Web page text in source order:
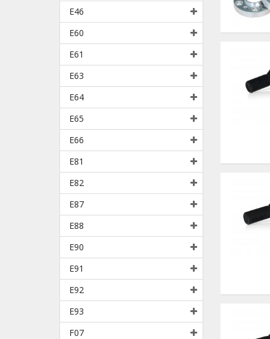
E46
E60
E61
E63
E64
E65
E66
E81
E82
E87
E88
E90
E91
E92
E93
F07